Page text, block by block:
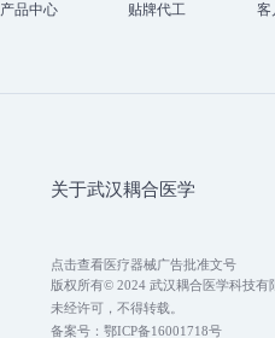
产品中心 贴牌代工 客
关于武汉耦合医学
点击查看医疗器械广告批准文号
版权所有© 2024 武汉耦合医学科技有
未经许可，不得转载。
备案号：鄂ICP备16001718号